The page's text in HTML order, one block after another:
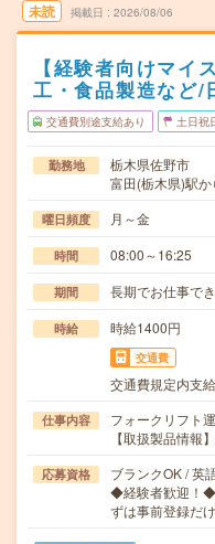
未読 掲載日 2026/08/06
【経験者向けマイ
工・食品製造など/
交通費別途支給あり 土日祝
勤務地
栃木県佐野市
富田(栃木県)駅
曜日頻度 月～金
時間 08:00～16:25
期間 長期でお仕事で
時給 時給1400円
交通費
交通費規定内支給
仕事内容
フォークリフト
【取扱製品情
応募資格
ブランクOK / 英
◆経験者歓迎！
ずは事前登録だ